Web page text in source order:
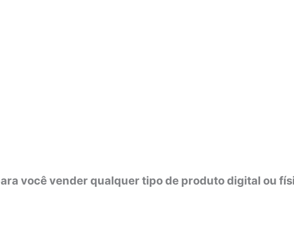
você vender qualquer tipo de produto digital ou